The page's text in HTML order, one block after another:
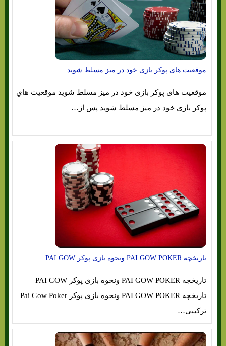
موقعیت های پوکر بازی خود در میز مسلط شوید
موقعیت های پوکر بازی خود در میز مسلط شوید موقعیت هاي‌
پوکر بازی خود در میز مسلط شوید پس از…
تاریخچه PAI GOW POKER ونحوه بازی پوکر PAI GOW
تاریخچه PAI GOW POKER ونحوه بازی پوکر PAI GOW
تاریخچه PAI GOW POKER ونحوه بازی پوکر Pai Gow Poker
ترکیبی…